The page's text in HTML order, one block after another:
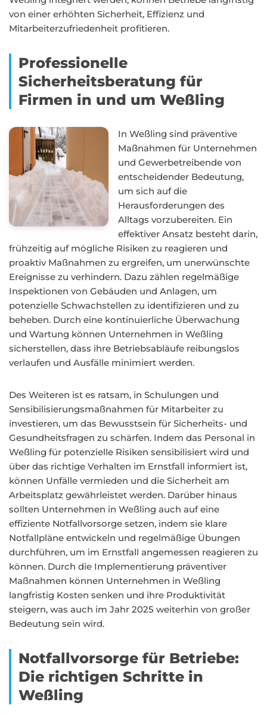
von einer erhöhten Sicherheit, Effizienz und
Mitarbeiterzufriedenheit profitieren.
Professionelle
Sicherheitsberatung für
Firmen in und um Weßling
In Weßling sind präventive
Maßnahmen für Unternehmen
und Gewerbetreibende von
entscheidender Bedeutung,
um sich auf die
Herausforderungen des
Alltags vorzubereiten. Ein
effektiver Ansatz besteht darin,
frühzeitig auf mögliche Risiken zu reagieren und
proaktiv Maßnahmen zu ergreifen, um unerwünschte
Ereignisse zu verhindern. Dazu zählen regelmäßige
Inspektionen von Gebäuden und Anlagen, um
potenzielle Schwachstellen zu identifizieren und zu
beheben. Durch eine kontinuierliche Überwachung
und Wartung können Unternehmen in Weßling
sicherstellen, dass ihre Betriebsabläufe reibungslos
verlaufen und Ausfälle minimiert werden.
Des Weiteren ist es ratsam, in Schulungen und
Sensibilisierungsmaßnahmen für Mitarbeiter zu
investieren, um das Bewusstsein für Sicherheits- und
Gesundheitsfragen zu schärfen. Indem das Personal in
Weßling für potenzielle Risiken sensibilisiert wird und
über das richtige Verhalten im Ernstfall informiert ist,
können Unfälle vermieden und die Sicherheit am
Arbeitsplatz gewährleistet werden. Darüber hinaus
sollten Unternehmen in Weßling auch auf eine
effiziente Notfallvorsorge setzen, indem sie klare
Notfallpläne entwickeln und regelmäßige Übungen
durchführen, um im Ernstfall angemessen reagieren zu
können. Durch die Implementierung präventiver
Maßnahmen können Unternehmen in Weßling
langfristig Kosten senken und ihre Produktivität
steigern, was auch im Jahr 2025 weiterhin von großer
Bedeutung sein wird.
Notfallvorsorge für Betriebe:
Die richtigen Schritte in
Weßling